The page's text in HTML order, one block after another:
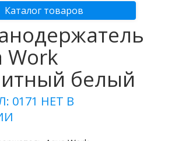
Каталог товаров
Work
белый
0171 НЕТ В